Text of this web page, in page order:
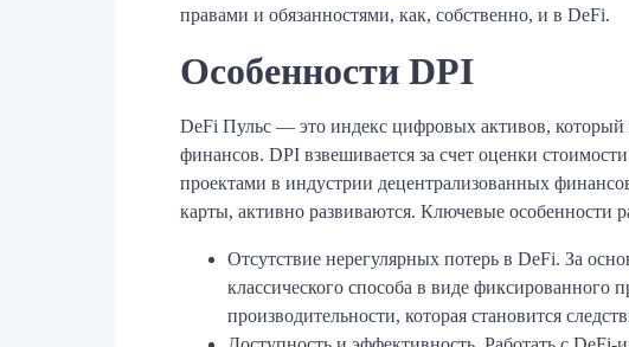
правами и обязанностями, как, собственно, и в DeFi.
Особенности DPI
DeFi Пульс — это индекс цифровых активов, который
финансов. DPI взвешивается за счет оценки
проектами в индустрии децентрализованных
карты, активно развиваются. Ключевые особенности
Отсутствие нерегулярных потерь в DeFi. За
классического способа в виде
производительности, которая становится